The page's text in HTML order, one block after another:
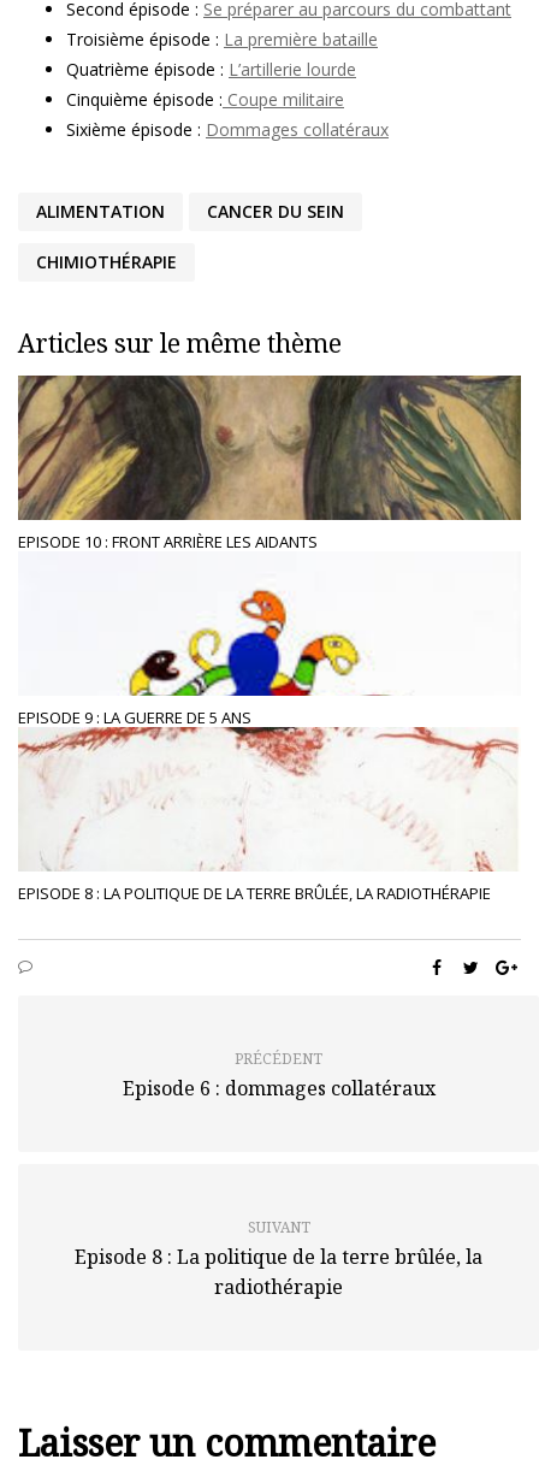
Second épisode : Se préparer au parcours du combattant
Troisième épisode : La première bataille
Quatrième épisode : L’artillerie lourde
Cinquième épisode : Coupe militaire
Sixième épisode : Dommages collatéraux
ALIMENTATION CANCER DU SEIN
CHIMIOTHÉRAPIE
Articles sur le même thème
EPISODE 10 : FRONT ARRIÈRE LES AIDANTS
EPISODE 9 : LA GUERRE DE 5 ANS
EPISODE 8 : LA POLITIQUE DE LA TERRE BRÛLÉE, LA RADIOTHÉRAPIE
PRÉCÉDENT
Episode 6 : dommages collatéraux
SUIVANT
Episode 8 : La politique de la terre brûlée, la
radiothérapie
Laisser un commentaire